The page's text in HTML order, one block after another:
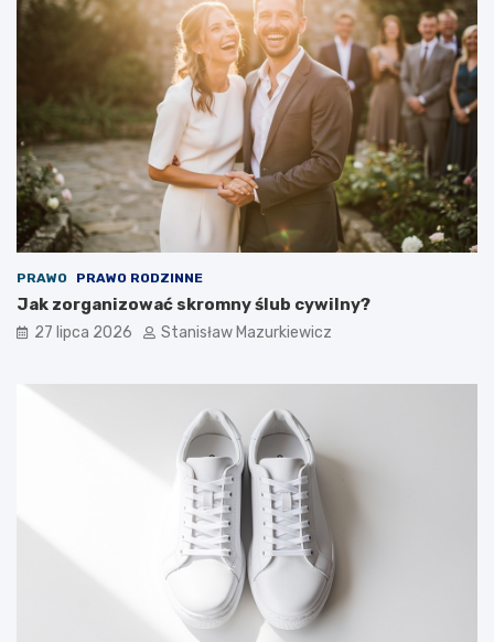
PRAWO PRAWO RODZINNE
Jak zorganizować skromny ślub cywilny?
27 lipca 2026 Stanisław Mazurkiewicz